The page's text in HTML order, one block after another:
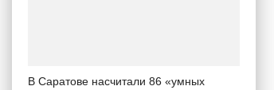
В Саратове насчитали 86 «умных